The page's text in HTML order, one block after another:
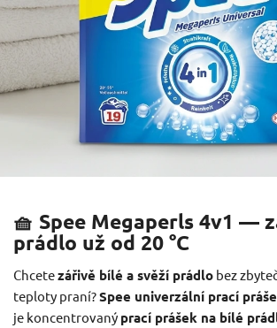
🧺 Spee Megaperls 4v1 —
prádlo už od 20 °C
Chcetezářivě bílé a svěží prádlo bez
teploty praní?Spee univerzální prací
je koncentrovaný prací prášek na bílé